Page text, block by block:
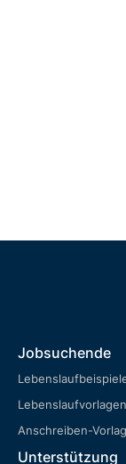
Jobsuchende
Lebenslaufvorlagen
Anschreiben-
Unterstützung